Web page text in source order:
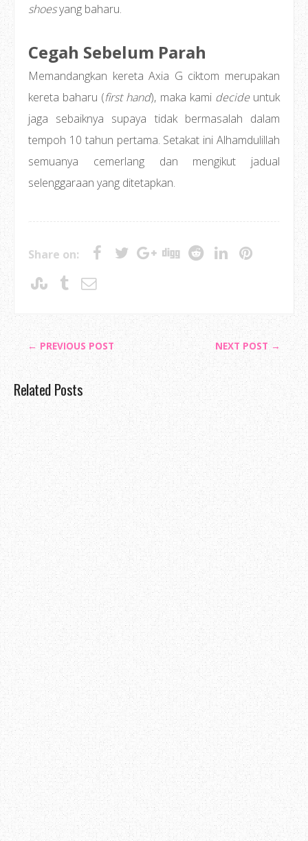
shoesyang baharu.
Cegah Sebelum Parah
Memandangkan kereta Axia G ciktom merupakan
kereta baharu (first hand), maka kami decideuntuk
jaga sebaiknya supaya tidak bermasalah dalam
tempoh 10 tahun pertama. Setakat ini Alhamdulillah
semuanya cemerlang dan mengikut jadual
selenggaraan yang ditetapkan.
Share on:
← PREVIOUS POST NEXT POST →
Related Posts